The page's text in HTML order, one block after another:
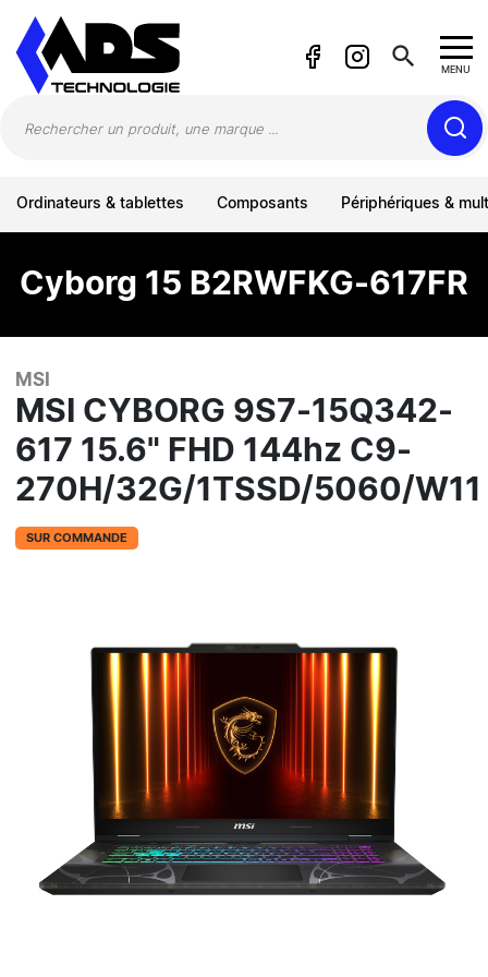
search MENU
Ordinateurs & tablettes Composants Périphériques &
Cyborg 15 B2RWFKG-617FR
MSI
MSI CYBORG 9S7-15Q342-
617 15.6" FHD 144hz C9-
270H/32G/1TSSD/5060/W11
SUR COMMANDE